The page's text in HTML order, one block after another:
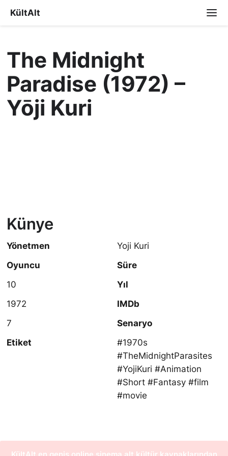
KültAlt
The Midnight
Paradise (1972) –
Yōji Kuri
Künye
Yönetmen
Yoji Kuri
Oyuncu
Süre
10
Yıl
1972
IMDb
7
Senaryo
Etiket
#1970s
#TheMidnightParasites
#YojiKuri #Animation
#Short #Fantasy #film
#movie